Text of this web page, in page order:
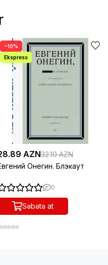
−10%
AZN32.10 AZN
Онегин. Блэкаут
0
Səbətə at